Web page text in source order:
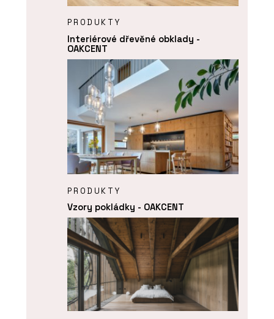
PRODUKTY
Interiérové dřevěné obklady -
OAKCENT
PRODUKTY
Vzory pokládky - OAKCENT